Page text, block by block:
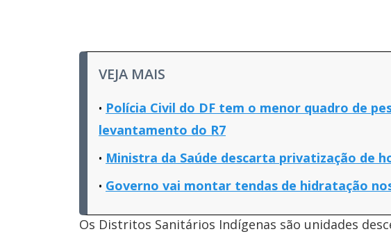
VEJA MAIS
Polícia Civil do DF tem o menor quadro de
levantamento do R7
Ministra da Saúde descarta privatização de
Governo vai montar tendas de hidratação
Os Distritos Sanitários Indígenas são unidades